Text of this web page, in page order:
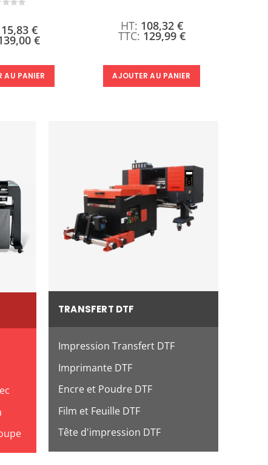
Rating:
€
€
AU PANIER
129,99 €
108,32 €
AJOUTER AU PANIER
TRANSFERT DTF
Impression Transfert DTF
Imprimante DTF
Encre et Poudre DTF
Film et Feuille DTF
Tête d'impression DTF